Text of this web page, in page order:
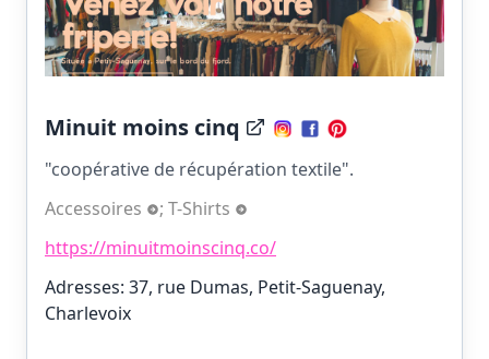
Minuit moins cinq
"coopérative de récupération textile".
Accessoires
; T-Shirts
https://minuitmoinscinq.co/
Adresses: 37, rue Dumas, Petit-Saguenay,
Charlevoix